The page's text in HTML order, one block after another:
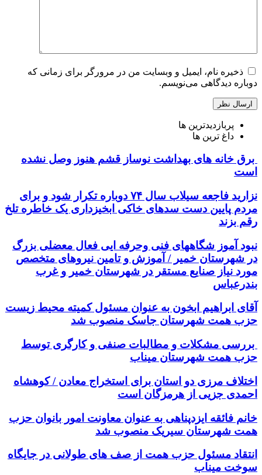
ذخیره نام، ایمیل و وبسایت من در مرورگر برای زمانی که
دوباره دیدگاهی می‌نویسم.
پربازدیدترین ها
داغ ترین ها
برق خانه های بهداشت نوساز قشم هنوز وصل نشده
است
نزارید فاجعه سیلاب سال ۷۴ دوباره تکرار شود و برای
مردم پایین دست سدهای خاکی ابخیزداری یک خاطره تلخ
رقم بزند
نبود آموز شگاههای فنی وحرفه ایی فعال معضلی بزرگ
در شهرستان خمیر / آموزش و تامین نیروهای متخصص
مورد نیاز صنایع مستقر در شهرستان خمیر و غرب
بندرعباس
آقای ابراهیم ابخون به عنوان مسئول کمیته محیط زیست
حزب همت شهرستان جاسک منصوب شد
بررسی مشکلات و مطالبات صنفی و کارگری توسط
حزب همت شهرستان میناب
اختلاف مرزی دو استان برای استخراج معادن / کوهشاه
احمدی جزیی از هرمزگان است
خانم فائقه ایزدپناهی به عنوان معاونت امور بانوان حزب
همت شهرستان سیریک منصوب شد
انتقاد مسئول حزب همت از صف های طولانی در جایگاه
سوخت میناب